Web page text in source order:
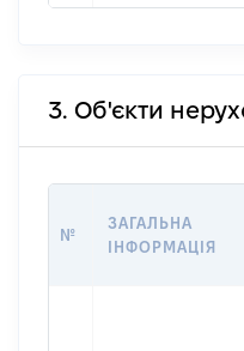
3. Об'єкти
№
ЗАГАЛЬНА
ІНФОРМАЦІЯ